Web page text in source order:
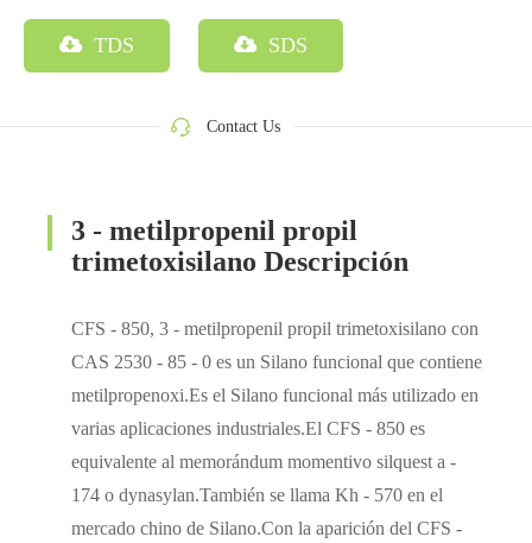
TDS SDS
Contact Us
3 - metilpropenil propil
trimetoxisilano Descripción
CFS - 850, 3 - metilpropenil propil trimetoxisilano con
CAS 2530 - 85 - 0 es un Silano funcional que contiene
metilpropenoxi.Es el Silano funcional más utilizado en
varias aplicaciones industriales.El CFS - 850 es
equivalente al memorándum momentivo silquest a -
174 o dynasylan.También se llama Kh - 570 en el
mercado chino de Silano.Con la aparición del CFS -